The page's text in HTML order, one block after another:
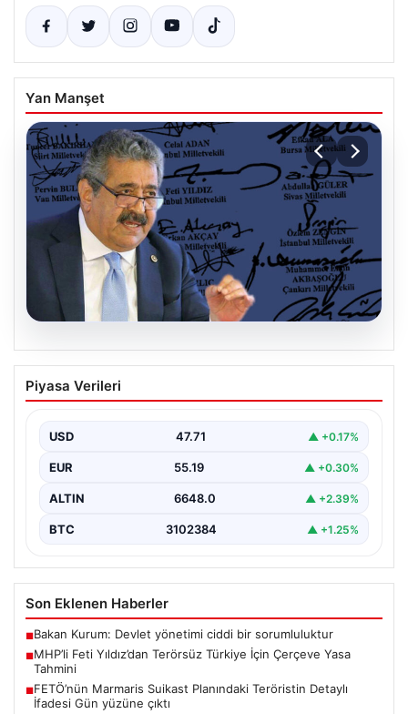
Yan Manşet
06.08.2026
MHP’li Feti Yıldız’dan Terörsüz Türkiye
İçin Çerçeve Yasa Tahmini
Yardımcısı Feti Yıldız, uzun süredir üzerinde çalışılan
ve…
Piyasa Verileri
USD 47.71 ▲ +0.17%
EUR 55.19 ▲ +0.30%
ALTIN 6648.0 ▲ +2.39%
BTC 3102384 ▲ +1.25%
Son Eklenen Haberler
■Bakan Kurum: Devlet yönetimi ciddi bir sorumluluktur
■MHP’li Feti Yıldız’dan Terörsüz Türkiye İçin Çerçeve Yasa
Tahmini
■FETÖ’nün Marmaris Suikast Planındaki Teröristin Detaylı
İfadesi Gün yüzüne çıktı